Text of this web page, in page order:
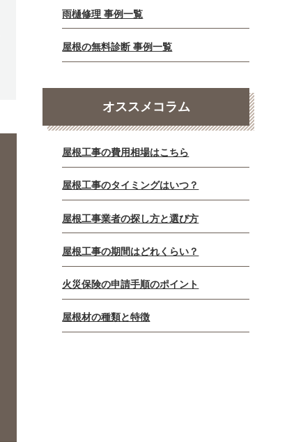
雨樋修理 事例一覧
屋根の無料診断 事例一覧
オススメコラム
屋根工事の費用相場はこちら
屋根工事のタイミングはいつ？
屋根工事業者の探し方と選び方
屋根工事の期間はどれくらい？
火災保険の申請手順のポイント
屋根材の種類と特徴